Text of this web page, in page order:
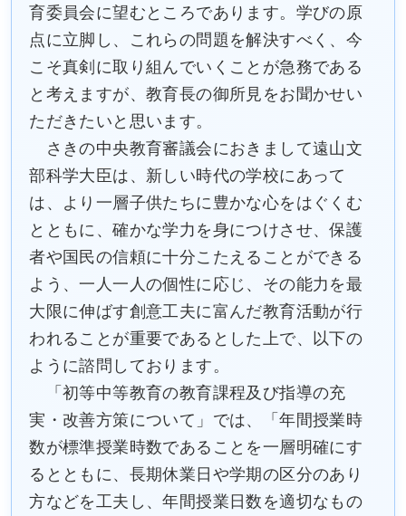
育委員会に望むところであります。学びの原
点に立脚し、これらの問題を解決すべく、今
こそ真剣に取り組んでいくことが急務である
と考えますが、教育長の御所見をお聞かせい
ただきたいと思います。
さきの中央教育審議会におきまして遠山文
部科学大臣は、新しい時代の学校にあって
は、より一層子供たちに豊かな心をはぐくむ
とともに、確かな学力を身につけさせ、保護
者や国民の信頼に十分こたえることができる
よう、一人一人の個性に応じ、その能力を最
大限に伸ばす創意工夫に富んだ教育活動が行
われることが重要であるとした上で、以下の
ように諮問しております。
「初等中等教育の教育課程及び指導の充
実・改善方策について」では、「年間授業時
数が標準授業時数であることを一層明確にす
るとともに、長期休業日や学期の区分のあり
方などを工夫し、年間授業日数を適切なもの